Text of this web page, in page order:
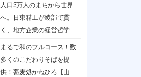
人口3万人のまちから世界
へ。日東精工が綾部で貫
く、地方企業の経営哲学
【京都府綾部市】
まるで和のフルコース！数
多くのこだわりそばを提
供！蕎麦処かねひろ【山形